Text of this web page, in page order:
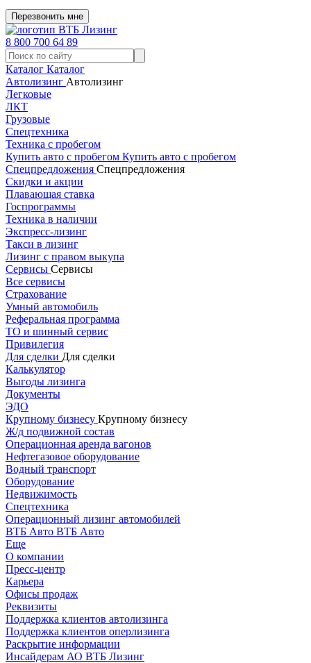
Перезвонить мне
8 800 700 64 89
Каталог Каталог
Автолизинг Автолизинг
Легковые
ЛКТ
Грузовые
Спецтехника
Техника с пробегом
Купить авто с пробегом Купить авто с пробегом
Спецпредложения Спецпредложения
Скидки и акции
Плавающая ставка
Госпрограммы
Техника в наличии
Экспресс-лизинг
Такси в лизинг
Лизинг с правом выкупа
Сервисы Сервисы
Все сервисы
Страхование
Умный автомобиль
Реферальная программа
ТО и шинный сервис
Привилегия
Для сделки Для сделки
Калькулятор
Выгоды лизинга
Документы
ЭДО
Крупному бизнесу Крупному бизнесу
Ж/д подвижной состав
Операционная аренда вагонов
Нефтегазовое оборудование
Водный транспорт
Оборудование
Недвижимость
Спецтехника
Операционный лизинг автомобилей
ВТБ Авто ВТБ Авто
Еще
О компании
Пресс-центр
Карьера
Офисы продаж
Реквизиты
Поддержка клиентов автолизинга
Поддержка клиентов оперлизинга
Раскрытие информации
Инсайдерам АО ВТБ Лизинг